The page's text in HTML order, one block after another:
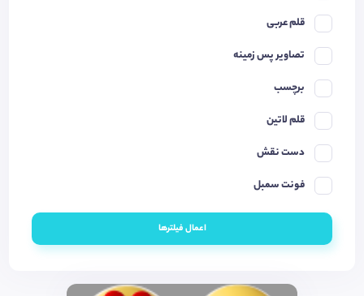
قلم عربی
تصاویر پس زمینه
برچسب
قلم لاتین
دست نقش
فونت سمبل
اعمال فیلترها